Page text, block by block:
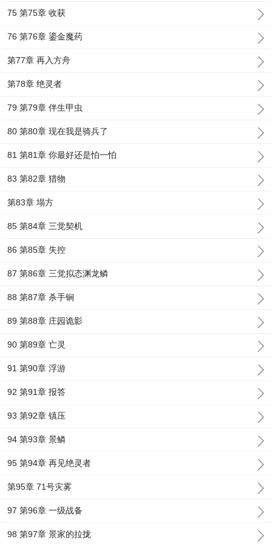
75 第75章 收获
76 第76章 鎏金魔药
第77章 再入方舟
第78章 绝灵者
79 第79章 伴生甲虫
80 第80章 现在我是骑兵了
81 第81章 你最好还是怕一怕
83 第82章 猎物
第83章 塌方
85 第84章 三觉契机
86 第85章 失控
87 第86章 三觉拟态渊龙鳞
88 第87章 杀手锏
89 第88章 庄园诡影
90 第89章 亡灵
91 第90章 浮游
92 第91章 报答
93 第92章 镇压
94 第93章 景鳞
95 第94章 再见绝灵者
第95章 71号灾雾
97 第96章 一级战备
98 第97章 景家的拉拢